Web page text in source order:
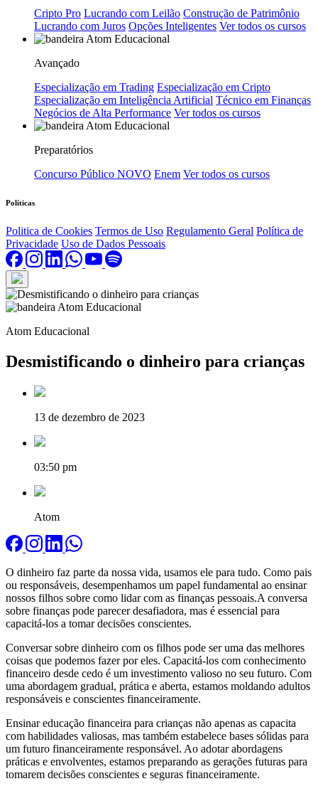
Cripto Pro Lucrando com Leilão Construção de Patrimônio
Lucrando com Juros Opções Inteligentes Ver todos os cursos
Avançado
Especialização em Trading Especialização em Cripto
Especialização em Inteligência Artificial Técnico em Finanças
Negócios de Alta Performance Ver todos os cursos
Preparatórios
Concurso Público NOVO Enem Ver todos os cursos
Políticas
Politica de Cookies Termos de Uso Regulamento Geral Política de
Privacidade Uso de Dados Pessoais
Atom Educacional
Desmistificando o dinheiro para crianças
13 de dezembro de 2023
03:50 pm
Atom
O dinheiro faz parte da nossa vida, usamos ele para tudo. Como pais
ou responsáveis, desempenhamos um papel fundamental ao ensinar
nossos filhos sobre como lidar com as finanças pessoais.A conversa
sobre finanças pode parecer desafiadora, mas é essencial para
capacitá-los a tomar decisões conscientes.
Conversar sobre dinheiro com os filhos pode ser uma das melhores
coisas que podemos fazer por eles. Capacitá-los com conhecimento
financeiro desde cedo é um investimento valioso no seu futuro. Com
uma abordagem gradual, prática e aberta, estamos moldando adultos
responsáveis e conscientes financeiramente.
Ensinar educação financeira para crianças não apenas as capacita
com habilidades valiosas, mas também estabelece bases sólidas para
um futuro financeiramente responsável. Ao adotar abordagens
práticas e envolventes, estamos preparando as gerações futuras para
tomarem decisões conscientes e seguras financeiramente.